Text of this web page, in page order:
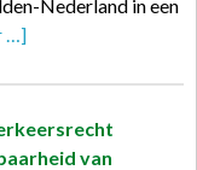
Nederland in een
…]
van